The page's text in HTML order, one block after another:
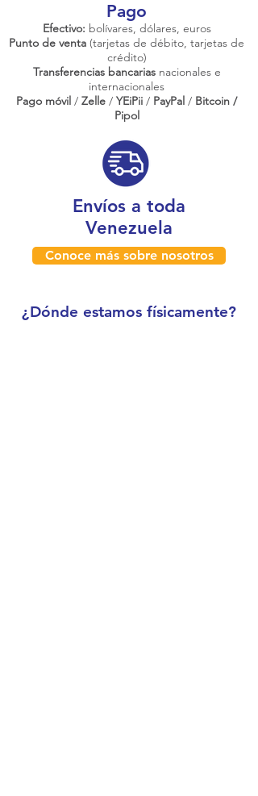
Pago
Efectivo: bolívares, dólares, euros
Punto de venta (tarjetas de débito, tarjetas de
crédito)
Transferencias bancariasnacionales e
internacionales
Pago móvil / Zelle / YEiPii / PayPal / Bitcoin /
Pipol
Envíos a toda
Venezuela
Conoce más sobre nosotros
¿Dónde estamos físicamente?